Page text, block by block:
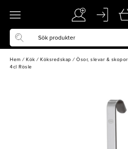
Hem / Kök / Köksredskap / Ösor, slevar & skopor
4cl Rösle